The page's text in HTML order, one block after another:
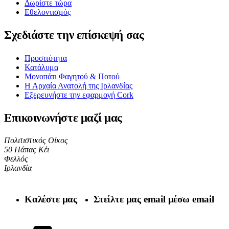
Δωρίστε τώρα
Εθελοντισμός
Σχεδιάστε την επίσκεψή σας
Προσιτότητα
Κατάλυμα
Μονοπάτι Φαγητού & Ποτού
Η Αρχαία Ανατολή της Ιρλανδίας
Εξερευνήστε την εφαρμογή Cork
Επικοινωνήστε μαζί μας
Πολιτιστικός Οίκος
50 Πάπας Κέι
Φελλός
Ιρλανδία
Καλέστε μας Στείλτε μας email μέσω email